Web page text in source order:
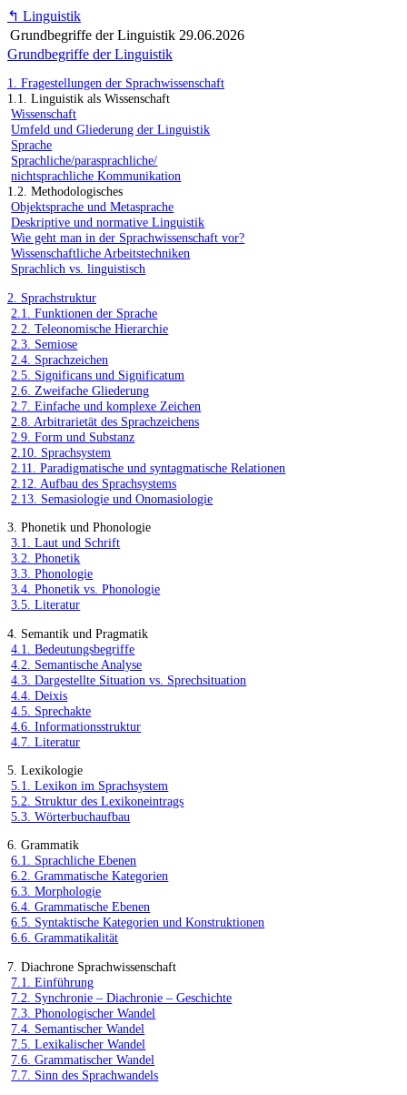
↰ Linguistik
Grundbegriffe der Linguistik 29.06.2026
Grundbegriffe der Linguistik
1. Fragestellungen der Sprachwissenschaft
1.1. Linguistik als Wissenschaft
Wissenschaft
Umfeld und Gliederung der Linguistik
Sprache
Sprachliche/parasprachliche/
nichtsprachliche Kommunikation
1.2. Methodologisches
Objektsprache und Metasprache
Deskriptive und normative Linguistik
Wie geht man in der Sprachwissenschaft vor?
Wissenschaftliche Arbeitstechniken
Sprachlich vs. linguistisch
2. Sprachstruktur
2.1. Funktionen der Sprache
2.2. Teleonomische Hierarchie
2.3. Semiose
2.4. Sprachzeichen
2.5. Significans und Significatum
2.6. Zweifache Gliederung
2.7. Einfache und komplexe Zeichen
2.8. Arbitrarietät des Sprachzeichens
2.9. Form und Substanz
2.10. Sprachsystem
2.11. Paradigmatische und syntagmatische Relationen
2.12. Aufbau des Sprachsystems
2.13. Semasiologie und Onomasiologie
3. Phonetik und Phonologie
3.1. Laut und Schrift
3.2. Phonetik
3.3. Phonologie
3.4. Phonetik vs. Phonologie
3.5. Literatur
4. Semantik und Pragmatik
4.1. Bedeutungsbegriffe
4.2. Semantische Analyse
4.3. Dargestellte Situation vs. Sprechsituation
4.4. Deixis
4.5. Sprechakte
4.6. Informationsstruktur
4.7. Literatur
5. Lexikologie
5.1. Lexikon im Sprachsystem
5.2. Struktur des Lexikoneintrags
5.3. Wörterbuchaufbau
6. Grammatik
6.1. Sprachliche Ebenen
6.2. Grammatische Kategorien
6.3. Morphologie
6.4. Grammatische Ebenen
6.5. Syntaktische Kategorien und Konstruktionen
6.6. Grammatikalität
7. Diachrone Sprachwissenschaft
7.1. Einführung
7.2. Synchronie – Diachronie – Geschichte
7.3. Phonologischer Wandel
7.4. Semantischer Wandel
7.5. Lexikalischer Wandel
7.6. Grammatischer Wandel
7.7. Sinn des Sprachwandels